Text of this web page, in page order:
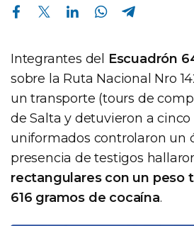
Compartir en Facebook Compartir en Twitter Compartir en Linkedin Compartir en Whatsapp
Integrantes del Escuadrón
sobre la Ruta Nacional Nro
un transporte (tours de
de Salta y detuvieron a cinco
uniformados controlaron un
presencia de testigos
rectangulares con un peso
616 gramos de cocaína.